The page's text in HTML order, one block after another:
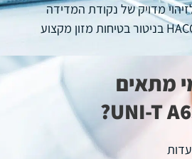
מדויק של נקודת המדידה
מתאים